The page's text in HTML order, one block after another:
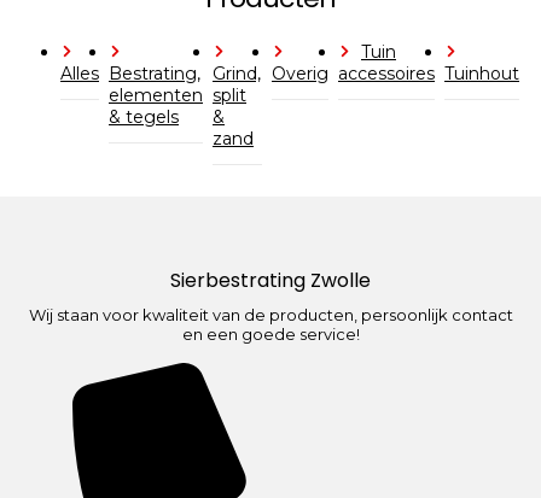
Alles Bestrating,
elementen
& tegels
Grind,
split
&
zand
Overig
Tuin
accessoires Tuinhout
Sierbestrating Zwolle
Wij staan voor kwaliteit van de producten, persoonlijk contact
en een goede service!